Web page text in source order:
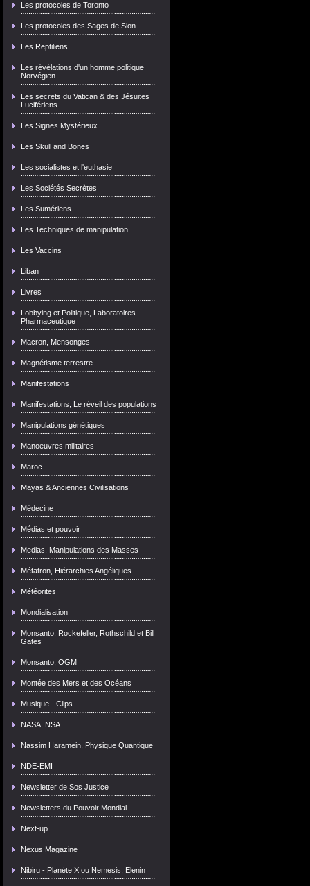
Les protocoles de Toronto
Les protocoles des Sages de Sion
Les Reptiliens
Les révélations d'un homme politique
Norvégien
Les secrets du Vatican & des Jésuites
Lucifériens
Les Signes Mystérieux
Les Skull and Bones
Les socialistes et l'euthasie
Les Sociétés Secrètes
Les Sumériens
Les Techniques de manipulation
Les Vaccins
Liban
Livres
Lobbying et Politique, Laboratoires
Pharmaceutique
Macron, Mensonges
Magnétisme terrestre
Manifestations
Manifestations, Le réveil des populations
Manipulations génétiques
Manoeuvres militaires
Maroc
Mayas & Anciennes Civilisations
Médecine
Médias et pouvoir
Medias, Manipulations des Masses
Métatron, Hiérarchies Angéliques
Météorites
Mondialisation
Monsanto, Rockefeller, Rothschild et Bill
Gates
Monsanto; OGM
Montée des Mers et des Océans
Musique - Clips
NASA, NSA
Nassim Haramein, Physique Quantique
NDE-EMI
Newsletter de Sos Justice
Newsletters du Pouvoir Mondial
Next-up
Nexus Magazine
Nibiru - Planète X ou Nemesis, Elenin